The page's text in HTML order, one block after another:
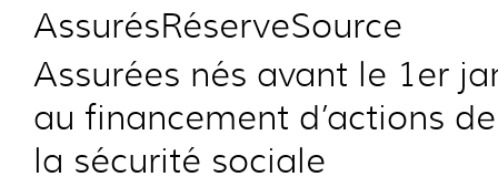
AssurésRéserveSource
Assurées nés avant le 1er
au financement d’actions
la sécurité sociale